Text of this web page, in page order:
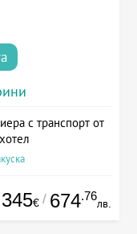
с транспорт от
345€ / 674.76
лв.